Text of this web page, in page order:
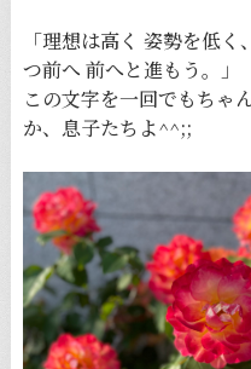
「理想は高く 姿勢を低
つ前へ 前へと進もう。」
この文字を一回でもちゃ
か、息子たちよ^^;;